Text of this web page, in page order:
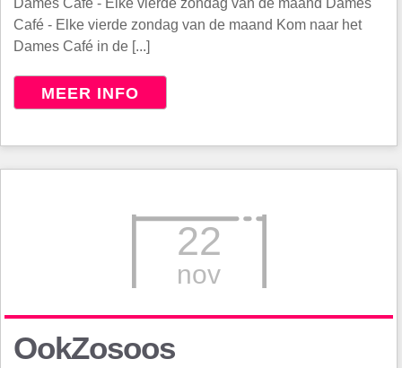
Café - Elke vierde zondag van de maand Kom naar het
Dames Café in de [...]
MEER INFO
22
nov
OokZosoos